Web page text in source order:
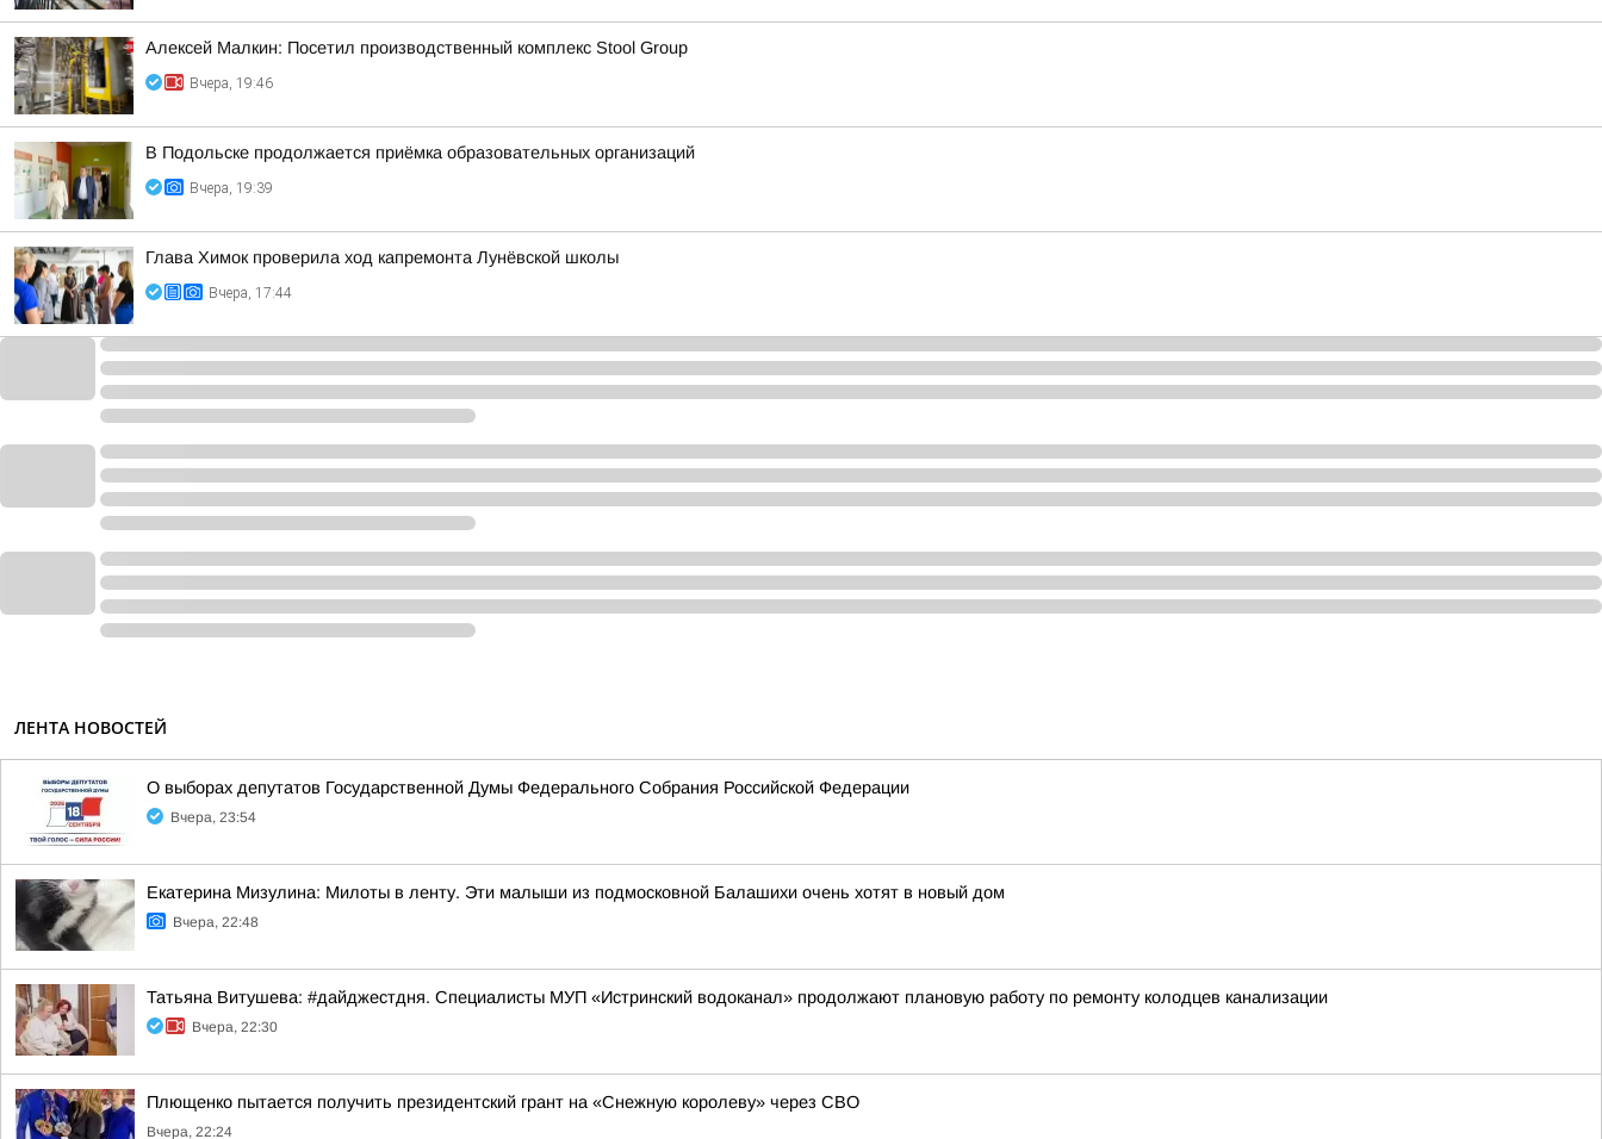
Алексей Малкин: Посетил производственный комплекс Stool Group
Вчера, 19:46
В Подольске продолжается приёмка образовательных организаций
Вчера, 19:39
Глава Химок проверила ход капремонта Лунёвской школы
Вчера, 17:44
ЛЕНТА НОВОСТЕЙ
О выборах депутатов Государственной Думы Федерального Собрания Российской Федерации
Вчера, 23:54
Екатерина Мизулина: Милоты в ленту. Эти малыши из подмосковной Балашихи очень хотят в новый дом
Вчера, 22:48
Татьяна Витушева: #дайджестдня. Специалисты МУП «Истринский водоканал» продолжают плановую работу по ремонту колодцев канализации
Вчера, 22:30
Плющенко пытается получить президентский грант на «Снежную королеву» через СВО
Вчера, 22:24